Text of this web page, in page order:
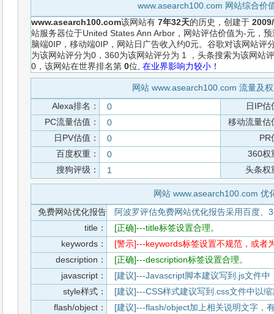
www.asearch100.com 网站综合价
www.asearch100.com该网站有 7年32天的历史，创建于
站服务器位于United States Ann Arbor，网站评估价值为-元，
脑端0IP，移动端0IP，网站日广告收入约0元。谷歌对该网站评
为该网站评分为0，360为该网站评分为 1 ，头条搜索为该网站
0，该网站在世界排名第 0位, 在业界影响力较小！
网站 www.asearch100.com 流量及
Alexa排名：
0
日IP估
PC流量估值：
0
移动流量估
日PV估值：
0
PR
百度权重：
0
360权
搜狗评级：
1 头条权
网站 www.asearch100.com 优
免费网站优化报告
阿波罗评估免费网站优化报告采用百度、
title：
[正确]---title标签设置合理。
keywords：
[警示]---keywords标签设置不规范，或者
description：
[正确]---description标签设置合理。
javascript：
[建议]---Javascript脚本建议写到.js文件中
style样式：
[建议]---CSS样式建议写到.css文件中以
flash/object：
[建议]---flash/object加上相关说明文字，